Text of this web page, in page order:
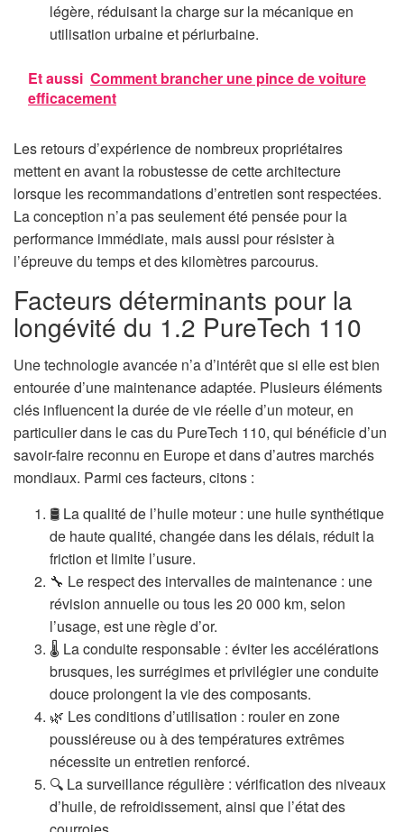
légère, réduisant la charge sur la mécanique en
utilisation urbaine et périurbaine.
Et aussi Comment brancher une pince de voiture
efficacement
Les retours d’expérience de nombreux propriétaires
mettent en avant la robustesse de cette architecture
lorsque les recommandations d’entretien sont respectées.
La conception n’a pas seulement été pensée pour la
performance immédiate, mais aussi pour résister à
l’épreuve du temps et des kilomètres parcourus.
Facteurs déterminants pour la
longévité du 1.2 PureTech 110
Une technologie avancée n’a d’intérêt que si elle est bien
entourée d’une maintenance adaptée. Plusieurs éléments
clés influencent la durée de vie réelle d’un moteur, en
particulier dans le cas du PureTech 110, qui bénéficie d’un
savoir-faire reconnu en Europe et dans d’autres marchés
mondiaux. Parmi ces facteurs, citons :
🛢️ La qualité de l’huile moteur : une huile synthétique
de haute qualité, changée dans les délais, réduit la
friction et limite l’usure.
🔧 Le respect des intervalles de maintenance : une
révision annuelle ou tous les 20 000 km, selon
l’usage, est une règle d’or.
🌡️ La conduite responsable : éviter les accélérations
brusques, les surrégimes et privilégier une conduite
douce prolongent la vie des composants.
🌿 Les conditions d’utilisation : rouler en zone
poussiéreuse ou à des températures extrêmes
nécessite un entretien renforcé.
🔍 La surveillance régulière : vérification des niveaux
d’huile, de refroidissement, ainsi que l’état des